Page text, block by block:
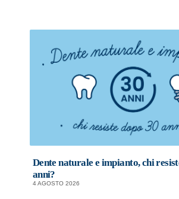
Dente naturale e impianto, chi
anni?
4 AGOSTO 2026